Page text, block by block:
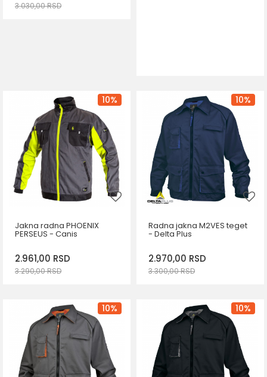
3.030,00RSD
46 48
50
10%
Jakna radna PHOENIX
PERSEUS - Canis
2.961,00 RSD
3.290,00RSD
60
62 64
58
DODAJ U KORPU
10%
Radna jakna M2VES teget
- Delta Plus
2.970,00 RSD
3.300,00RSD
S
DODAJ U KORPU
10% 10%